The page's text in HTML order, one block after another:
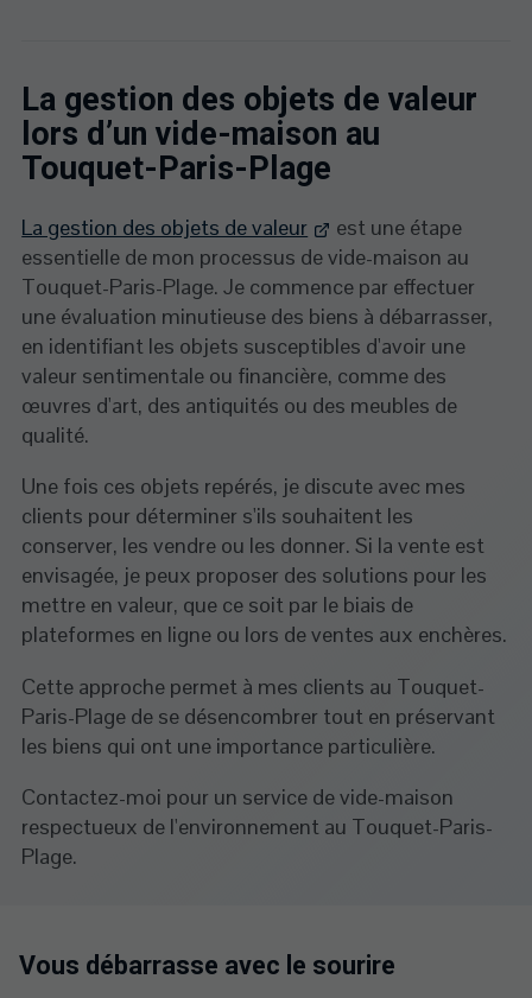
La gestion des objets de valeur
lors d’un vide-maison au
Touquet-Paris-Plage
La gestion des objets de valeur
est une étape
essentielle de mon processus de vide-maison au
Touquet-Paris-Plage. Je commence par effectuer
une évaluation minutieuse des biens à débarrasser,
en identifiant les objets susceptibles d'avoir une
valeur sentimentale ou financière, comme des
œuvres d'art, des antiquités ou des meubles de
qualité.
Une fois ces objets repérés, je discute avec mes
clients pour déterminer s'ils souhaitent les
conserver, les vendre ou les donner. Si la vente est
envisagée, je peux proposer des solutions pour les
mettre en valeur, que ce soit par le biais de
plateformes en ligne ou lors de ventes aux enchères.
Cette approche permet à mes clients au Touquet-
Paris-Plage de se désencombrer tout en préservant
les biens qui ont une importance particulière.
Contactez-moi pour un service de vide-maison
respectueux de l'environnement au Touquet-Paris-
Plage.
Vous débarrasse avec le sourire